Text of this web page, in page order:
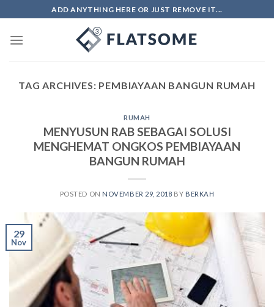
to
content
ADD ANYTHING HERE OR JUST REMOVE IT...
TAG ARCHIVES: PEMBIAYAAN BANGUN RUMAH
RUMAH
MENYUSUN RAB SEBAGAI SOLUSI
MENGHEMAT ONGKOS PEMBIAYAAN
BANGUN RUMAH
POSTED ON NOVEMBER 29, 2018 BY BERKAH
29
Nov